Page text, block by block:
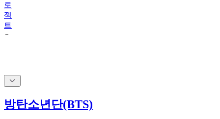
로
젝
트
방탄소년단(BTS)